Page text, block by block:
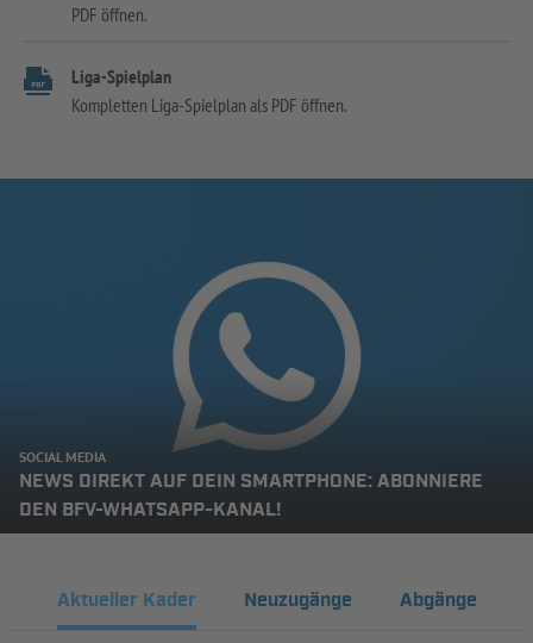
PDF öffnen.
Liga-Spielplan
Kompletten Liga-Spielplan als PDF öffnen.
SOCIAL MEDIA
NEWS DIREKT AUF DEIN SMARTPHONE: ABONNIERE
DEN BFV-WHATSAPP-KANAL!
Aktueller Kader Neuzugänge Abgänge